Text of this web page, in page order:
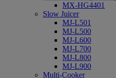
MX-HG4401
Slow Juicer
MJ-L501
MJ-L500
MJ-L600
MJ-L700
MJ-L800
MJ-L900
Multi-Cooker